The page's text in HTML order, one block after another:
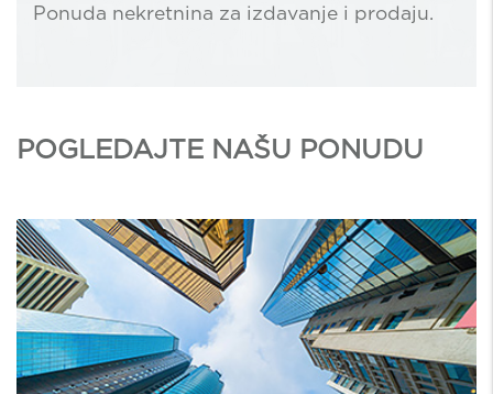
Ponuda nekretnina za izdavanje i prodaju.
POGLEDAJTE NAŠU PONUDU